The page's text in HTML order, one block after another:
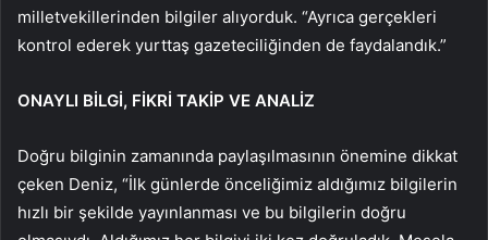
milletvekillerinden bilgiler alıyorduk. “Ayrıca gerçekleri
kontrol ederek yurttaş gazeteciliğinden de faydalandık.”
ONAYLI BİLGİ, FİKRİ TAKİP VE ANALİZ
Doğru bilginin zamanında paylaşılmasının önemine dikkat
çeken Deniz, “İlk günlerde önceliğimiz aldığımız bilgilerin
hızlı bir şekilde yayınlanması ve bu bilgilerin doğru